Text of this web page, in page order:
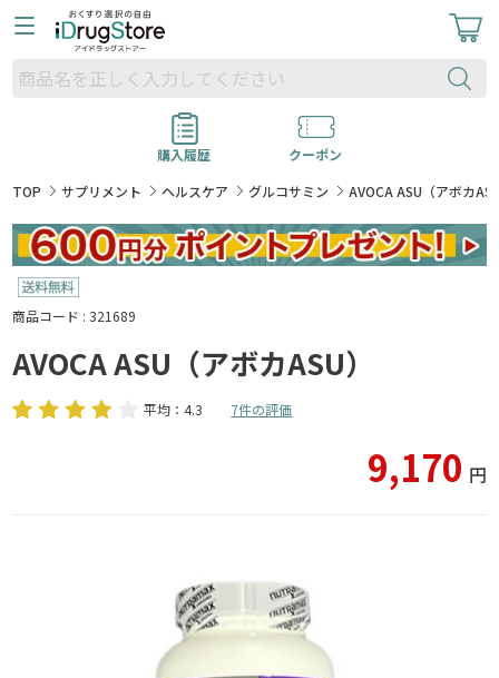
購入履歴
クーポン
TOP
サプリメント ヘルスケア グルコサミン AVOCA ASU（アボカ
商品コード : 321689
AVOCA ASU（アボカASU）
平均：4.3 7件の評価
9,170 円